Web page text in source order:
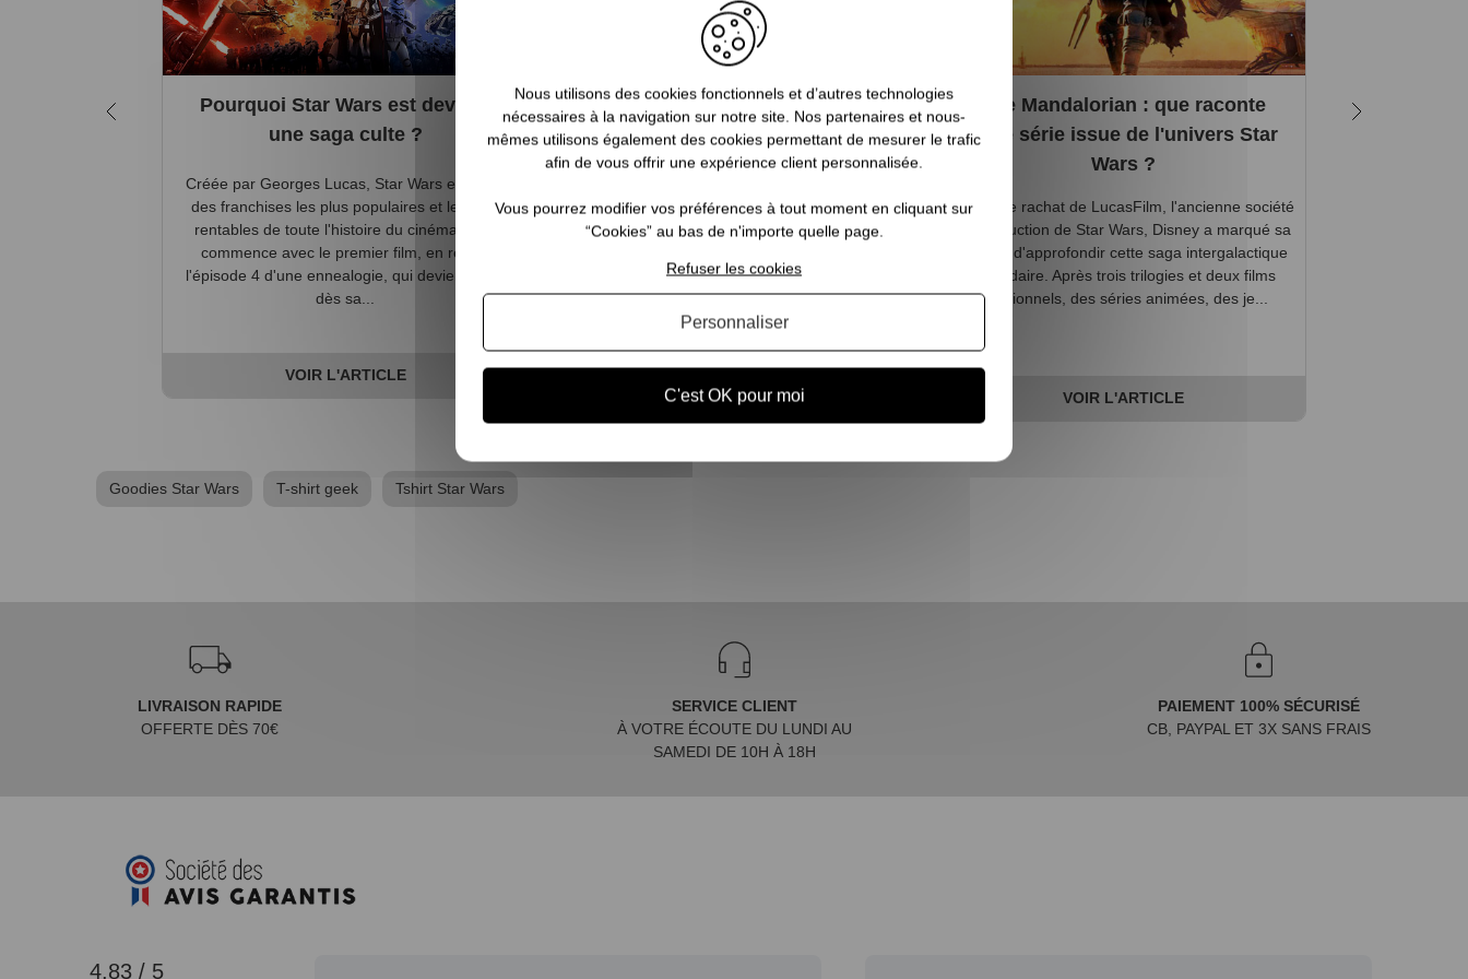
Pourquoi Star Wars est devenu
une saga culte ?
Créée par Georges Lucas, Star Wars est l'une
des franchises les plus populaires et les plus
rentables de toute l'histoire du cinéma. Tout
commence avec le premier film, en réalité
l'épisode 4 d'une ennealogie, qui devient culte
dès sa...
VOIR L'ARTICLE
Quelles sont les licences geeks
incontournables à offrir à Noël ?
à l’un de vos amis passionné par l’univers Geek ?
Vous êtes au bon endroit ! Notre boutique Pause
amateurs de Pop culture : que vous soyez à l...
The Mandalorian : que raconte
cette série issue de l'univers Star
Wars ?
Depuis le rachat de LucasFilm, l'ancienne société
de production de Star Wars, Disney a marqué sa
volonté d'approfondir cette saga intergalactique
légendaire. Après trois trilogies et deux films
additionnels, des séries animées, des je...
VOIR L'ARTICLE
5 bonnes
Goodies Star Wars T-shirt geek Tshirt Star Wars
LIVRAISON RAPIDE
OFFERTE DÈS 70€
SERVICE CLIENT
À VOTRE ÉCOUTE DU LUNDI AU
SAMEDI DE 10H À 18H
PAIEMENT 100% SÉCURISÉ
CB, PAYPAL ET 3X SANS FRAIS
4.83 / 5
Nous utilisons des cookies fonctionnels et d’autres technologies
nécessaires à la navigation sur notre site. Nos partenaires et nous-
mêmes utilisons également des cookies permettant de mesurer le trafic
afin de vous offrir une expérience client personnalisée.
Vous pourrez modifier vos préférences à tout moment en cliquant sur
“Cookies” au bas de n'importe quelle page.
C'est OK pour moi
Refuser les cookies
Personnaliser